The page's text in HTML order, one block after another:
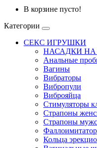
В корзине пусто!
Категории
СЕКС ИГРУШКИ
НАСАДКИ НА
Анальные
Вагины
Вибраторы
Вибропули
Виброяйца
Стимуляторы
Страпоны
Страпоны
Кольца